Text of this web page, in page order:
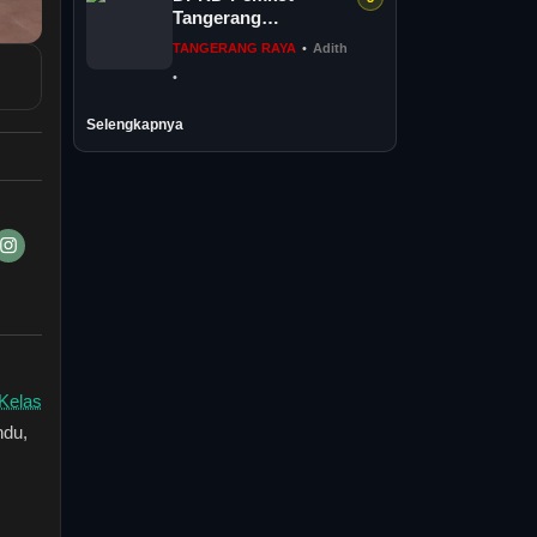
Tangerang
Perjuangkan
Penuh Waktu
TANGERANG RAYA • Adith
•
Selengkapnya